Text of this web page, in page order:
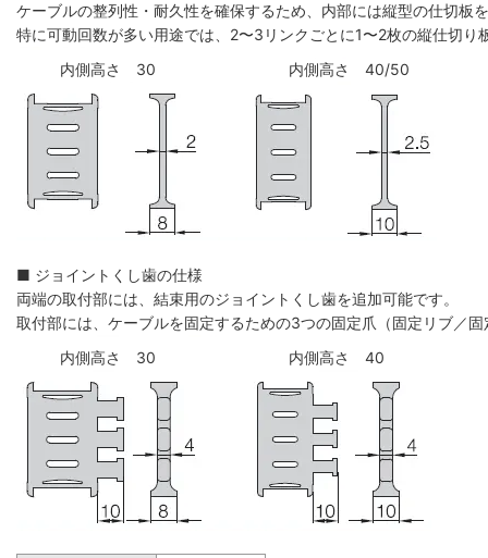
ケーブルの整列性・耐久性を確保するため、内部には縦型の仕切板
特に可動回数が多い用途では、2〜3リンクごとに1〜2枚の縦仕切
内側高さ 30
内側高さ 40/50
■ ジョイントくし歯の仕様
両端の取付部には、結束用のジョイントくし歯を追加可能です。
取付部には、ケーブルを固定するための3つの固定爪（固定リブ／
内側高さ 30
内側高さ 40